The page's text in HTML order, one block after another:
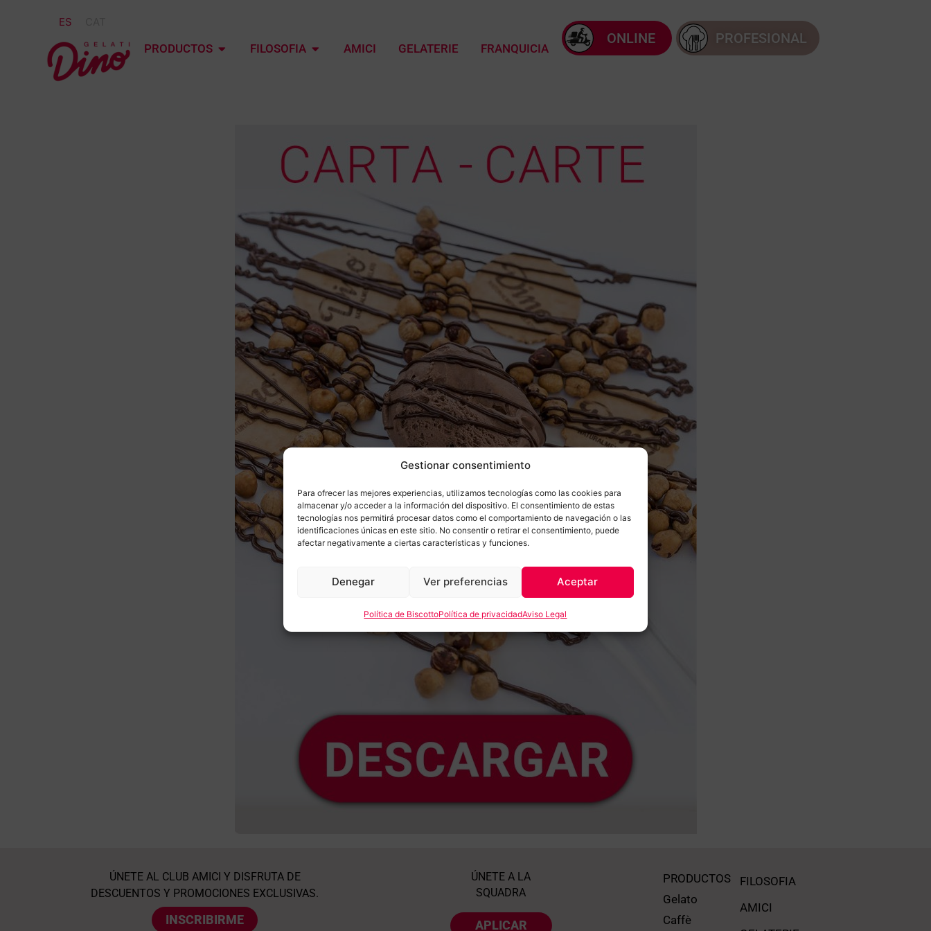
Gestionar consentimiento
Para ofrecer las mejores experiencias, utilizamos tecnologías como las cookies para
almacenar y/o acceder a la información del dispositivo. El consentimiento de estas
tecnologías nos permitirá procesar datos como el comportamiento de navegación o las
identificaciones únicas en este sitio. No consentir o retirar el consentimiento, puede
afectar negativamente a ciertas características y funciones.
Aceptar
Denegar Ver preferencias
Política de BiscottoPolítica de privacidadAviso Legal
ES
PRODUCTOS FILOSOFIA AMICI GELATERIE FRANQUICIA
ONLINE PROFESIONAL
ÚNETE AL CLUB AMICI Y DISFRUTA DE
DESCUENTOS Y PROMOCIONES EXCLUSIVAS.
INSCRIBIRME
ÚNETE A LA
SQUADRA
APLICAR
PRODUCTOS
Gelato
Caffè
FILOSOFIA
AMICI